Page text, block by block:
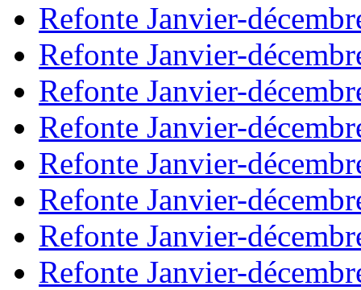
Refonte Janvier-
Refonte Janvier-
Refonte Janvier-
Refonte Janvier-
Refonte Janvier-
Refonte Janvier-
Refonte Janvier-
Refonte Janvier-